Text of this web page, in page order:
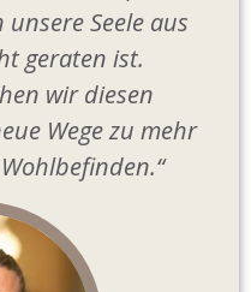
Seele aus
geraten ist.
wir diesen
Wege zu mehr